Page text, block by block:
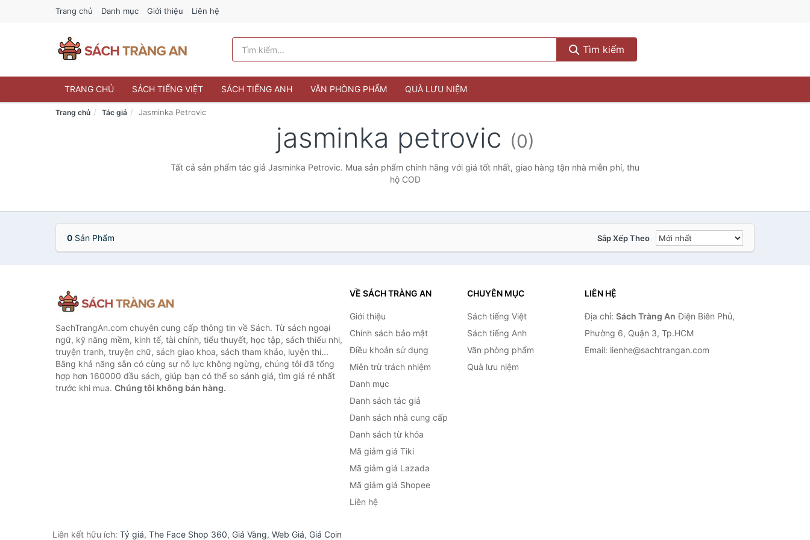
Trang chủ Danh mục Giới thiệu Liên hệ
Tìm kiếm
TRANG CHỦ SÁCH TIẾNG VIỆT SÁCH TIẾNG ANH VĂN PHÒNG PHẨM QUÀ LƯU NIỆM
Trang chủ Tác giả Jasminka Petrovic
jasminka petrovic (0)
Tất cả sản phẩm tác giả Jasminka Petrovic. Mua sản phẩm chính hãng với giá tốt nhất, giao hàng tận nhà miễn phí, thu
hộ COD
0 Sản Phẩm Sắp Xếp Theo
SachTrangAn.com chuyên cung cấp thông tin về Sách. Từ sách ngoại
ngữ, kỹ năng mềm, kinh tế, tài chính, tiểu thuyết, học tập, sách thiếu nhi,
truyện tranh, truyện chữ, sách giao khoa, sách tham khảo, luyện thi...
Bằng khả năng sẵn có cùng sự nỗ lực không ngừng, chúng tôi đã tổng
hợp hơn 160000 đầu sách, giúp bạn có thể so sánh giá, tìm giá rẻ nhất
trước khi mua. Chúng tôi không bán hàng.
VỀ SÁCH TRÀNG AN
Giới thiệu
Chính sách bảo mật
Điều khoản sử dụng
Miễn trừ trách nhiệm
Danh mục
Danh sách tác giả
Danh sách nhà cung cấp
Danh sách từ khóa
Mã giảm giá Tiki
Mã giảm giá Lazada
Mã giảm giá Shopee
Liên hệ
CHUYÊN MỤC
Sách tiếng Việt
Sách tiếng Anh
Văn phòng phẩm
Quà lưu niệm
LIÊN HỆ
Địa chỉ: Sách Tràng An Điện Biên Phủ,
Phường 6, Quận 3, Tp.HCM
Email: lienhe@sachtrangan.com
Liên kết hữu ích: Tỷ giá, The Face Shop 360, Giá Vàng, Web Giá, Giá Coin